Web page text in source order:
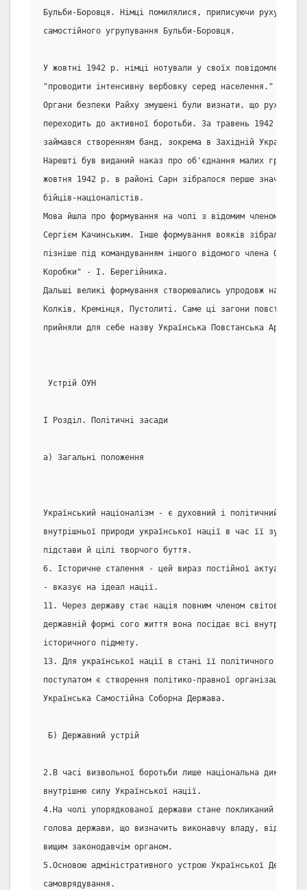
Бульби-Боровця. Німці помилялися, приписуючи руху
самостійного угрупування Бульби-Боровця.
У жовтні 1942 р. німці нотували у своїх
"проводити інтенсивну вербовку серед населення."
Органи безпеки Райху змушені були визнати, що рух
переходить до активної боротьби. За травень 1942 р.
займався створенням банд, зокрема в Західній Україні.
Нарешті був виданий наказ про об'єднання малих груп.
жовтня 1942 р. в районі Сарн зібралося перше значне
бійців-націоналістів.
Мова йшла про формування на чолі з відомим членом
Сергієм Качинським. Інше формування вояків зібралося
пізніше під командуванням іншого відомого члена ОУН
Коробки" - І. Берегійника.
Дальші великі формування створювались упродовж
Колків, Кремінця, Пустолиті. Саме ці загони повстанців-
прийняли для себе назву Українська Повстанська Армія
Устрій ОУН
І Розділ. Політичні засади
а) Загальні положення
Український націоналізм - є духовний і політичний рух,
внутрішньої природи української нації в час її
підстави й цілі творчого буття.
6. Історичне сталення - цей вираз постійної
- вказує на ідеал нації.
11. Через державу стає нація повним членом світової
державній формі сого життя вона посідає всі внутрішні
історичного підмету.
13. Для української нації в стані її політичного
постулатом є створення політико-правної організації,
Українська Самостійна Соборна Держава.
Б) Державний устрій
2.В часі визвольної боротьби лише національна
внутрішню силу Української нації.
4.На чолі упорядкованої держави стане покликаний
голова держави, що визначить виконавчу владу,
вищим законодавчім органом.
5.Основою адміністративного устрою Української Держави
самоврядування.